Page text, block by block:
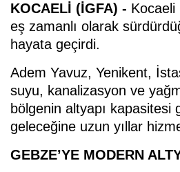
KOCAELİ (İGFA) - Kocaeli
eş zamanlı olarak
hayata geçirdi.
Adem Yavuz, Yenikent,
suyu, kanalizasyon ve
bölgenin altyapı kapasitesi
geleceğine uzun yıllar
GEBZE’YE MODERN